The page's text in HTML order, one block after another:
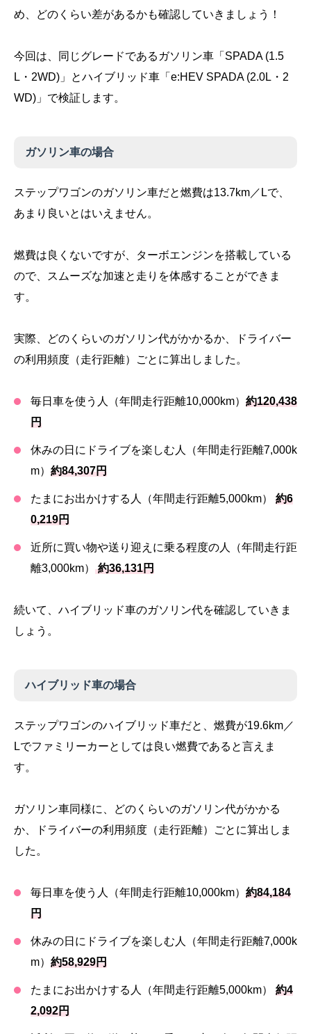
め、どのくらい差があるかも確認していきましょう！
今回は、同じグレードであるガソリン車「SPADA (1.5
L・2WD)」とハイブリッド車「e:HEV SPADA (2.0L・2
WD)」で検証します。
ガソリン車の場合
ステップワゴンのガソリン車だと燃費は13.7km／Lで、
あまり良いとはいえません。
燃費は良くないですが、ターボエンジンを搭載している
ので、スムーズな加速と走りを体感することができま
す。
実際、どのくらいのガソリン代がかかるか、ドライバー
の利用頻度（走行距離）ごとに算出しました。
毎日車を使う人（年間走行距離10,000km） 約120,438
円
休みの日にドライブを楽しむ人（年間走行距離7,000k
m） 約84,307円
たまにお出かけする人（年間走行距離5,000km） 約6
0,219円
近所に買い物や送り迎えに乗る程度の人（年間走行距
離3,000km） 約36,131円
続いて、ハイブリッド車のガソリン代を確認していきま
しょう。
ハイブリッド車の場合
ステップワゴンのハイブリッド車だと、燃費が19.6km／
Lでファミリーカーとしては良い燃費であると言えま
す。
ガソリン車同様に、どのくらいのガソリン代がかかる
か、ドライバーの利用頻度（走行距離）ごとに算出しま
した。
毎日車を使う人（年間走行距離10,000km） 約84,184
円
休みの日にドライブを楽しむ人（年間走行距離7,000k
m） 約58,929円
たまにお出かけする人（年間走行距離5,000km） 約4
2,092円